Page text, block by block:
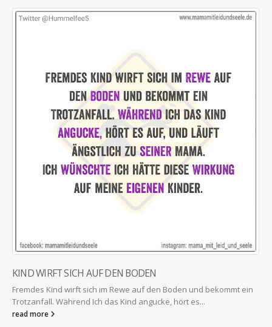
KIND WIRFT SICH AUF DEN BODEN
Fremdes Kind wirft sich im Rewe auf den Boden und bekommt ein
Trotzanfall. Während Ich das Kind angucke, hört es...
read more